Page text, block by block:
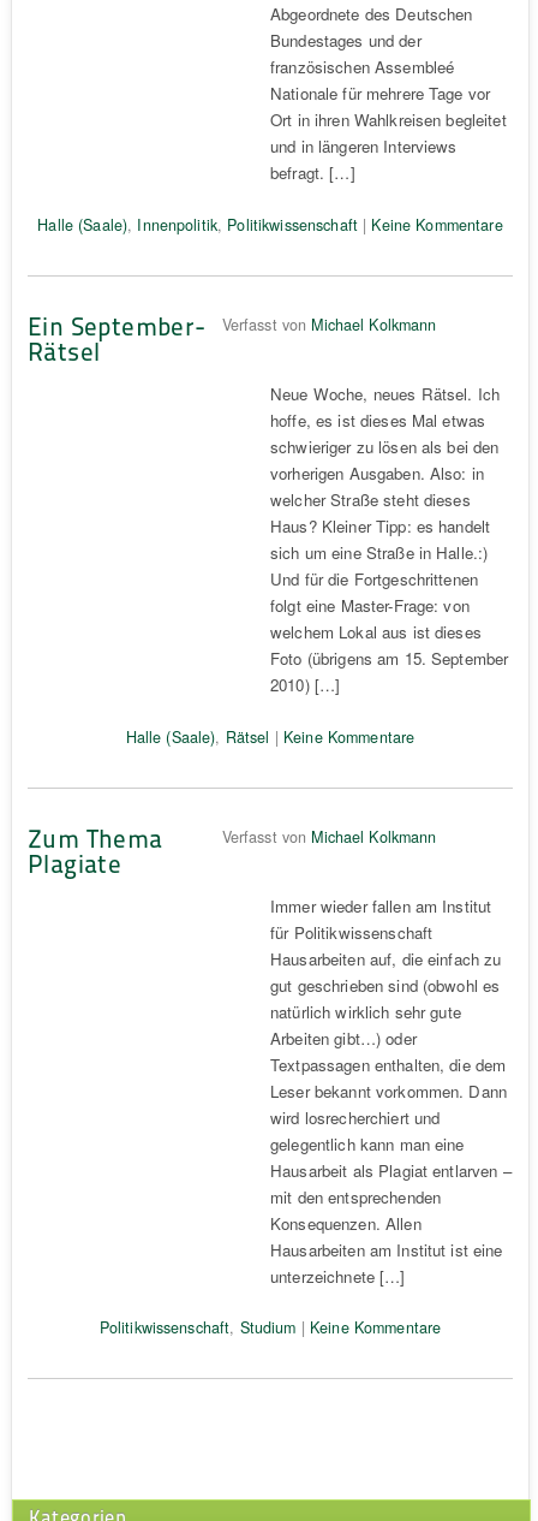
Abgeordnete des Deutschen
Bundestages und der
französischen Assembleé
Nationale für mehrere Tage vor
Ort in ihren Wahlkreisen begleitet
und in längeren Interviews
befragt. […]
Halle (Saale), Innenpolitik, Politikwissenschaft | Keine Kommentare
Ein September-
Rätsel
Verfasst von Michael Kolkmann
Neue Woche, neues Rätsel. Ich
hoffe, es ist dieses Mal etwas
schwieriger zu lösen als bei den
vorherigen Ausgaben. Also: in
welcher Straße steht dieses
Haus? Kleiner Tipp: es handelt
sich um eine Straße in Halle.:)
Und für die Fortgeschrittenen
folgt eine Master-Frage: von
welchem Lokal aus ist dieses
Foto (übrigens am 15. September
2010) […]
Halle (Saale), Rätsel | Keine Kommentare
Zum Thema
Plagiate
Verfasst von Michael Kolkmann
Immer wieder fallen am Institut
für Politikwissenschaft
Hausarbeiten auf, die einfach zu
gut geschrieben sind (obwohl es
natürlich wirklich sehr gute
Arbeiten gibt…) oder
Textpassagen enthalten, die dem
Leser bekannt vorkommen. Dann
wird losrecherchiert und
gelegentlich kann man eine
Hausarbeit als Plagiat entlarven –
mit den entsprechenden
Konsequenzen. Allen
Hausarbeiten am Institut ist eine
unterzeichnete […]
Politikwissenschaft, Studium | Keine Kommentare